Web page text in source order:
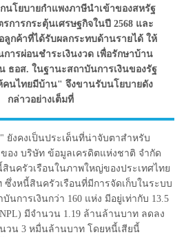
นโยบายกำแพงภาษีนำเข้าของสหรัฐ
การกระตุ้นเศรษฐกิจในปี 2568 และ
ลูกค้าที่ได้รับผลกระทบด้านรายได้ ให้
ารผ่อนชำระเงินงวด เพื่อรักษาบ้าน
ธอส. ในฐานะสถาบันการเงินของรัฐ
นไทยมีบ้าน" จึงขานรับนโยบายดัง
กล่าวอย่างเต็มที่
งคงเป็นประเด็นที่น่าจับตาสำหรับ
อง บริษัท ข้อมูลเครดิตแห่งชาติ จำกัด
สินครัวเรือนในภาพใหญ่ของประเทศไทย
ซึ่งหนี้สินครัวเรือนที่มีการจัดเก็บในระบบ
นการเงินกว่า 160 แห่ง มีอยู่เท่ากับ 13.5
มีจำนวน 1.19 ล้านล้านบาท ลดลง
นวน 3 หมื่นล้านบาท โดยหนี้เสียนี้